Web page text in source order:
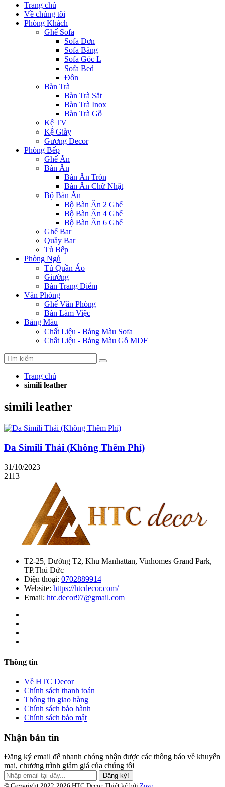
Trang chủ
Về chúng tôi
Phòng Khách
Ghế Sofa
Sofa Đơn
Sofa Băng
Sofa Góc L
Sofa Bed
Đôn
Bàn Trà
Bàn Trà Sắt
Bàn Trà Inox
Bàn Trà Gỗ
Kệ TV
Kệ Giày
Gương Decor
Phòng Bếp
Ghế Ăn
Bàn Ăn
Bàn Ăn Tròn
Bàn Ăn Chữ Nhật
Bộ Bàn Ăn
Bộ Bàn Ăn 2 Ghế
Bộ Bàn Ăn 4 Ghế
Bộ Bàn Ăn 6 Ghế
Ghế Bar
Quầy Bar
Tủ Bếp
Phòng Ngủ
Tủ Quần Áo
Giường
Bàn Trang Điểm
Văn Phòng
Ghế Văn Phòng
Bàn Làm Việc
Bảng Màu
Chất Liệu - Bảng Màu Sofa
Chất Liệu - Bảng Màu Gỗ MDF
Trang chủ
simili leather
simili leather
Da Simili Thái (Không Thêm Phí)
31/10/2023
2113
T2-25, Đường T2, Khu Manhattan, Vinhomes Grand Park,
TP.Thủ Đức
Điện thoại: 0702889914
Website: https://htcdecor.com/
Email: htc.decor97@gmail.com
Thông tin
Về HTC Decor
Chính sách thanh toán
Thông tin giao hàng
Chính sách bảo hành
Chính sách bảo mật
Nhận bản tin
Đăng ký email để nhanh chóng nhận được các thông báo về khuyến
mại, chương trình giảm giá của chúng tôi
Đăng ký!